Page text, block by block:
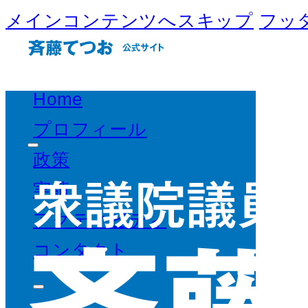
メインコンテンツへスキップ フッ
Home
プロフィール
政策
実績
アクティビティ
コンタクト